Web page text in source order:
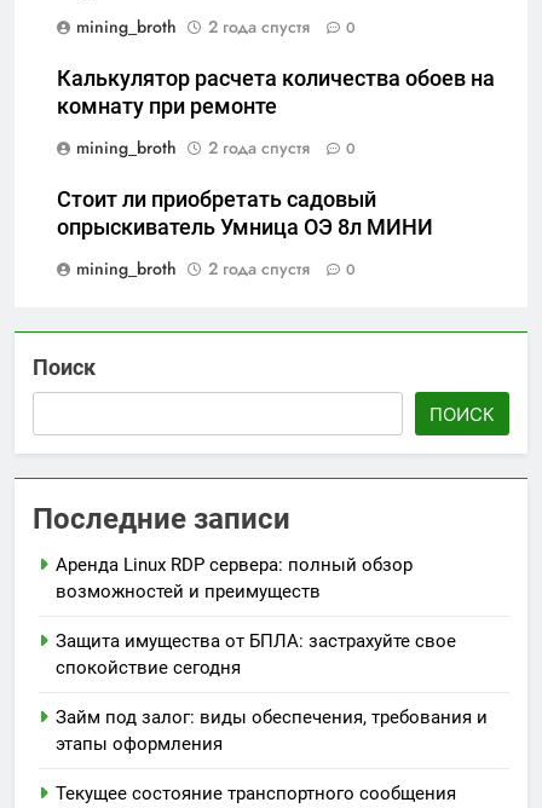
mining_broth
2 года спустя 0
Калькулятор расчета количества обоев на
комнату при ремонте
mining_broth
2 года спустя 0
Стоит ли приобретать садовый
опрыскиватель Умница ОЭ 8л МИНИ
mining_broth
2 года спустя 0
Поиск
ПОИСК
Последние записи
Аренда Linux RDP сервера: полный обзор
возможностей и преимуществ
Защита имущества от БПЛА: застрахуйте свое
спокойствие сегодня
Займ под залог: виды обеспечения, требования и
этапы оформления
Текущее состояние транспортного сообщения